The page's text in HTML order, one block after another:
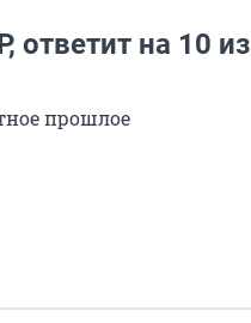
ответит на 10 из
прошлое